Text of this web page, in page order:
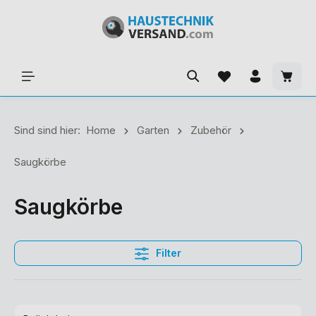
Sind sind hier: Home Garten Zubehör
Saugkörbe
Saugkörbe
Filter